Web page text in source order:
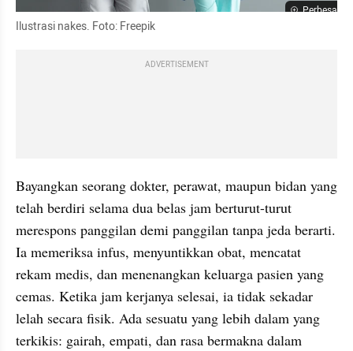
Perbesar
Ilustrasi nakes. Foto: Freepik
ADVERTISEMENT
Bayangkan seorang dokter, perawat, maupun bidan yang
telah berdiri selama dua belas jam berturut-turut
merespons panggilan demi panggilan tanpa jeda berarti.
Ia memeriksa infus, menyuntikkan obat, mencatat
rekam medis, dan menenangkan keluarga pasien yang
cemas. Ketika jam kerjanya selesai, ia tidak sekadar
lelah secara fisik. Ada sesuatu yang lebih dalam yang
terkikis: gairah, empati, dan rasa bermakna dalam